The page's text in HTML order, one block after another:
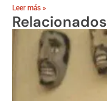
Leer más »
Relacionados